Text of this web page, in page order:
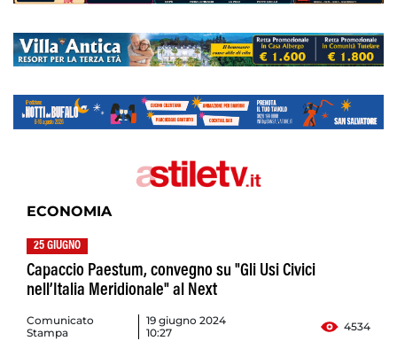
ECONOMIA
25 GIUGNO
Capaccio Paestum, convegno su "Gli Usi Civici
nell’Italia Meridionale" al Next
Comunicato
Stampa
19 giugno 2024
10:27
4534